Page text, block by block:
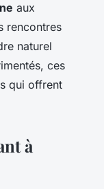
aux
rencontres
naturel
ces
qui offrent
à